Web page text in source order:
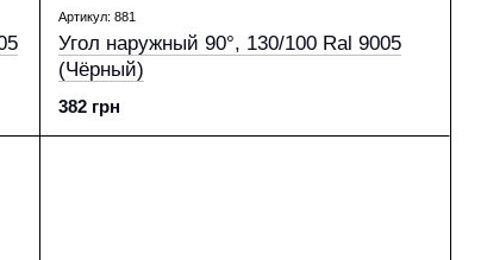
Артикул: 881
Угол наружный 90°, 130/100 Ral 9005
(Чёрный)
382 грн